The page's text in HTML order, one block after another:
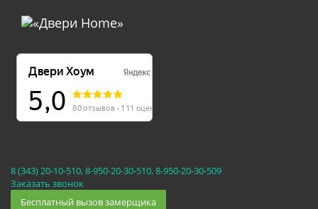
8 (343) 20-10-510, 8-950-20-30-510, 8-950-20-30-509
Заказать звонок
Бесплатный вызов замерщика